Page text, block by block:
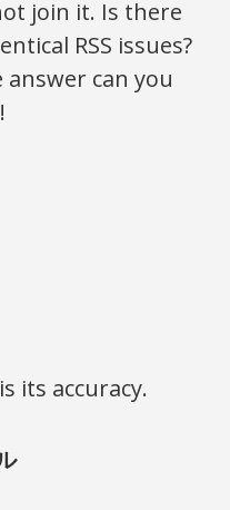
join it. Is there
RSS issues?
can you
its accuracy.